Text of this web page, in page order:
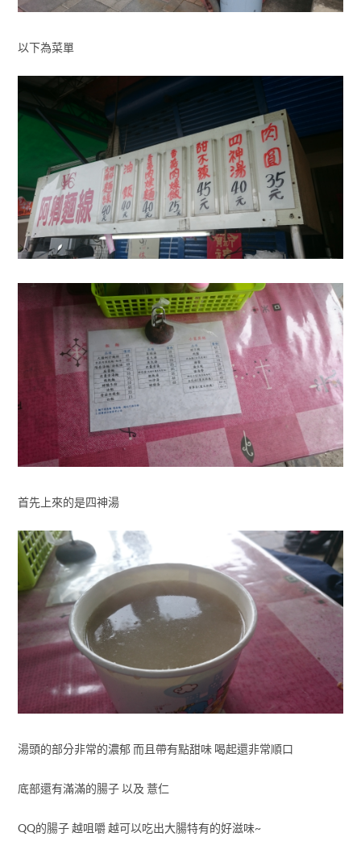
以下為菜單
首先上來的是四神湯
湯頭的部分非常的濃郁 而且帶有點甜味 喝起還非常順口
底部還有滿滿的腸子 以及 薏仁
QQ的腸子 越咀嚼 越可以吃出大腸特有的好滋味~